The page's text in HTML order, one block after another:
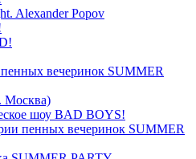
Alexander Popov
вечеринок SUMMER
Москва)
шоу BAD BOYS!
пенных вечеринок SUMMER